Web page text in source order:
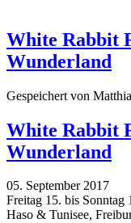
White Rabbit
Wunderland
Gespeichert von
White Rabbit
Wunderland
05. September 2017
Freitag 15. bis Sonntag
Haso & Tunisee,